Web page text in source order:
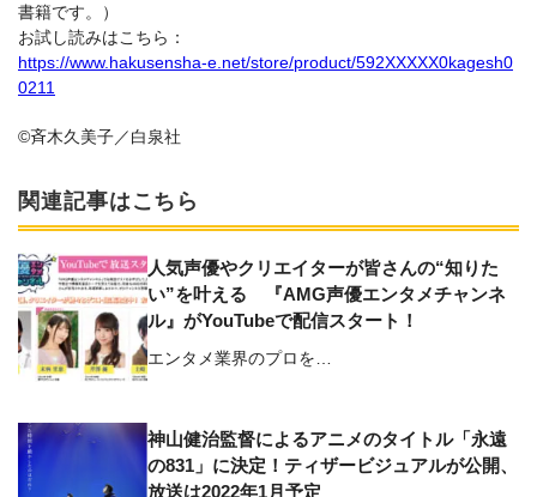
書籍です。）
お試し読みはこちら：
https://www.hakusensha-e.net/store/product/592XXXXX0kagesh0
0211
©斉木久美子／白泉社
関連記事はこちら
人気声優やクリエイターが皆さんの“知りた
い”を叶える 『AMG声優エンタメチャンネ
ル』がYouTubeで配信スタート！
エンタメ業界のプロを…
神山健治監督によるアニメのタイトル「永遠
の831」に決定！ティザービジュアルが公開、
放送は2022年1月予定